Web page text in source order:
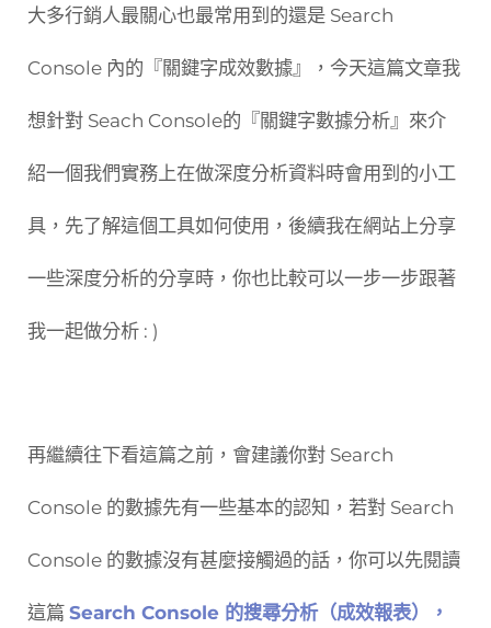
大多行銷人最關心也最常用到的還是 Search
Console 內的『關鍵字成效數據』，今天這篇文章我
想針對 Seach Console的『關鍵字數據分析』來介
紹一個我們實務上在做深度分析資料時會用到的小工
具，先了解這個工具如何使用，後續我在網站上分享
一些深度分析的分享時，你也比較可以一步一步跟著
我一起做分析 : )
再繼續往下看這篇之前，會建議你對 Search
Console 的數據先有一些基本的認知，若對 Search
Console 的數據沒有甚麼接觸過的話，你可以先閱讀
這篇Search Console 的搜尋分析（成效報表），